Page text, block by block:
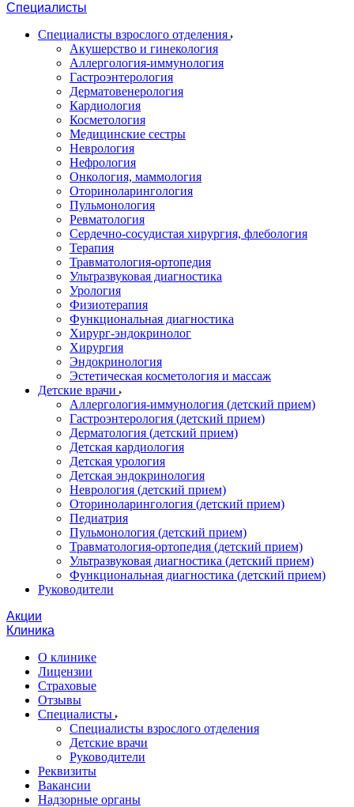
Специалисты
Специалисты взрослого отделения
Акушерство и гинекология
Аллергология-иммунология
Гастроэнтерология
Дерматовенерология
Кардиология
Косметология
Медицинские сестры
Неврология
Нефрология
Онкология, маммология
Оториноларингология
Пульмонология
Ревматология
Сердечно-сосудистая хирургия, флебология
Терапия
Травматология-ортопедия
Ультразвуковая диагностика
Урология
Физиотерапия
Функциональная диагностика
Хирург-эндокринолог
Хирургия
Эндокринология
Эстетическая косметология и массаж
Детские врачи
Аллергология-иммунология (детский прием)
Гастроэнтерология (детский прием)
Дерматология (детский прием)
Детская кардиология
Детская урология
Детская эндокринология
Неврология (детский прием)
Оториноларингология (детский прием)
Педиатрия
Пульмонология (детский прием)
Травматология-ортопедия (детский прием)
Ультразвуковая диагностика (детский прием)
Функциональная диагностика (детский прием)
Руководители
Акции
Клиника
О клинике
Лицензии
Страховые
Отзывы
Специалисты
Специалисты взрослого отделения
Детские врачи
Руководители
Реквизиты
Вакансии
Надзорные органы